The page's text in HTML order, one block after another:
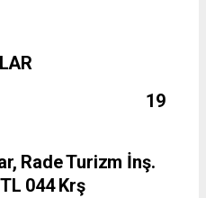
İnşaat 19
Rade Turizm İnş.
044 Krş